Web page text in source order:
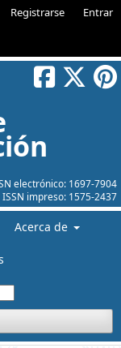
Registrarse Entrar
electrónico: 1697-7904
ISSN impreso: 1575-2437
Acerca de